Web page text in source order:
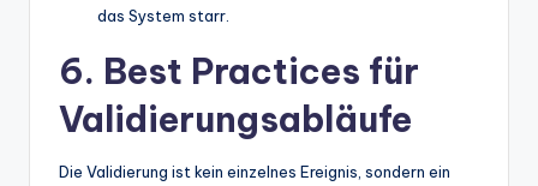
das System starr.
6. Best Practices für
Validierungsabläufe
Die Validierung ist kein einzelnes Ereignis, sondern ein